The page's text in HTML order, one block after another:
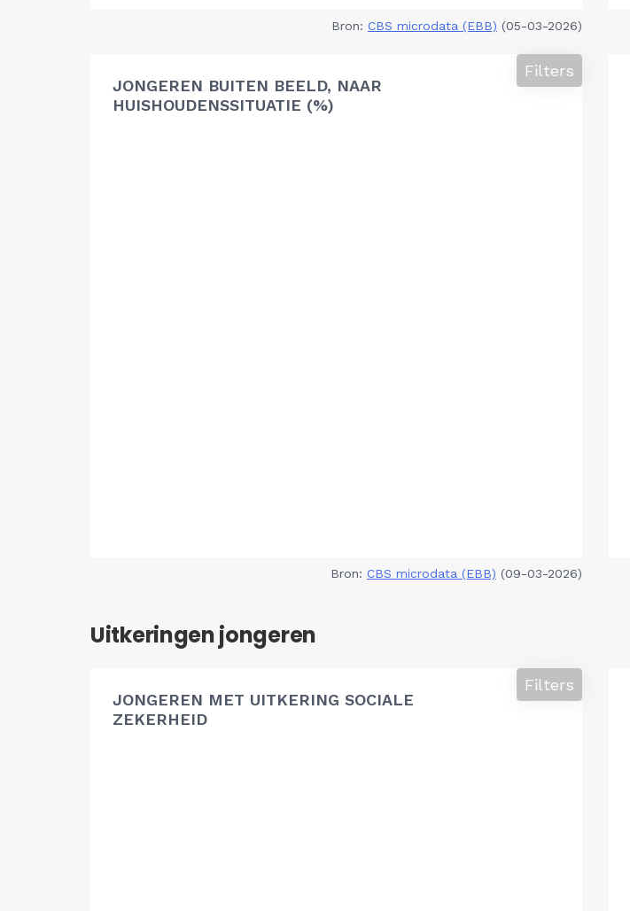
Bron: CBS microdata (EBB) (05-03-2026)
JONGEREN BUITEN BEELD, NAAR
HUISHOUDENSSITUATIE (%)
Filters
Bron: CBS microdata (EBB) (09-03-2026)
Uitkeringen jongeren
JONGEREN MET UITKERING SOCIALE
ZEKERHEID
Filters